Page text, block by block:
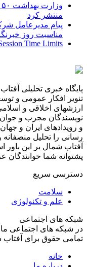
منتشر کرد
پیام مدیرعامل
مناسبت روز
Time Limits
پایگاه خبری تحلیلی
تنویر افکار عمومی و
ارزشهای اخلاقی و
نویسندگان مجرب و جوان
و رویدادهای ایران و
رسانی را تحلیل
آفتاب شمال بر این
پشتوانه شما خوانندگان
دسترسی سریع
سلامت
علم و تکنولوژی
شبکه های اجتماعی
در شبکه های اجتماعی ما
تمامی حقوق برای
خانه